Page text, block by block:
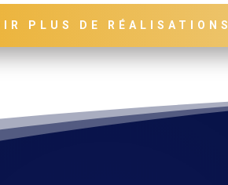
PLUS DE RÉALISATIONS